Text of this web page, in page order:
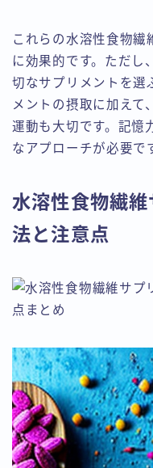
これらの水溶性食物繊
に効果的です。ただし
切なサプリメントを選
メントの摂取に加えて
運動も大切です。記憶
なアプローチが必要で
水溶性食物繊
法と注意点